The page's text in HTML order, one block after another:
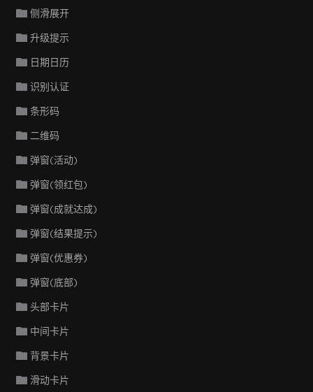
侧滑展开
升级提示
日期日历
识别认证
条形码
二维码
弹窗(活动)
弹窗(领红包)
弹窗(成就达成)
弹窗(结果提示)
弹窗(优惠券)
弹窗(底部)
头部卡片
中间卡片
背景卡片
滑动卡片